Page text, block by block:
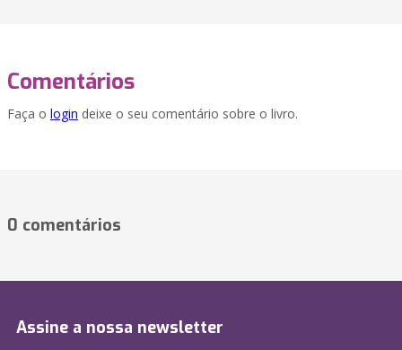
Comentários
Faça o login deixe o seu comentário sobre o livro.
0 comentários
Assine a nossa newsletter